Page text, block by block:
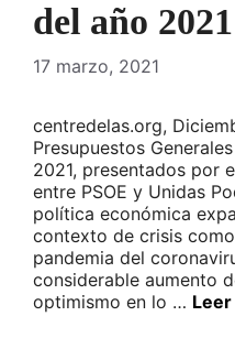
del año 2021
17 marzo, 2021
centredelas.org,
Presupuestos
2021, presentados por
entre PSOE y Unidas
política económica
contexto de crisis
pandemia del
considerable aumento
optimismo en lo …